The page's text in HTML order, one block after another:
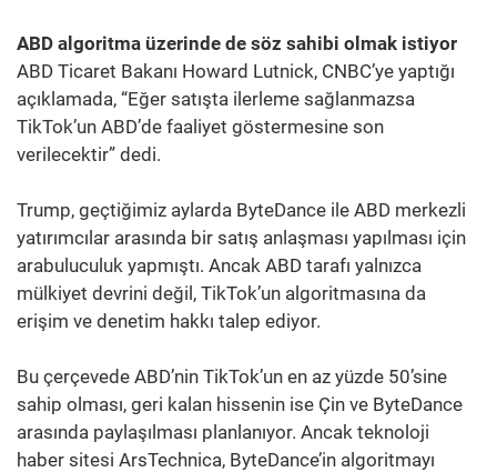
ABD algoritma üzerinde de söz sahibi olmak istiyor
ABD Ticaret Bakanı Howard Lutnick, CNBC’ye yaptığı
açıklamada, “Eğer satışta ilerleme sağlanmazsa
TikTok’un ABD’de faaliyet göstermesine son
verilecektir” dedi.
Trump, geçtiğimiz aylarda ByteDance ile ABD merkezli
yatırımcılar arasında bir satış anlaşması yapılması için
arabuluculuk yapmıştı. Ancak ABD tarafı yalnızca
mülkiyet devrini değil, TikTok’un algoritmasına da
erişim ve denetim hakkı talep ediyor.
Bu çerçevede ABD’nin TikTok’un en az yüzde 50’sine
sahip olması, geri kalan hissenin ise Çin ve ByteDance
arasında paylaşılması planlanıyor. Ancak teknoloji
haber sitesi ArsTechnica, ByteDance’in algoritmayı